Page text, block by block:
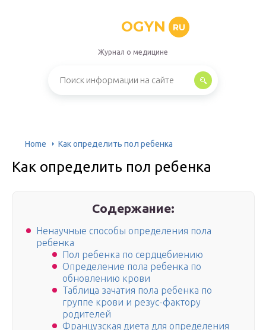
OGYN RU
Журнал о медицине
Home Как определить пол ребенка
Как определить пол ребенка
Содержание:
Ненаучные способы определения пола
ребенка
Пол ребенка по сердцебиению
Определение пола ребенка по
обновлению крови
Таблица зачатия пола ребенка по
группе крови и резус-фактору
родителей
Французская диета для определения